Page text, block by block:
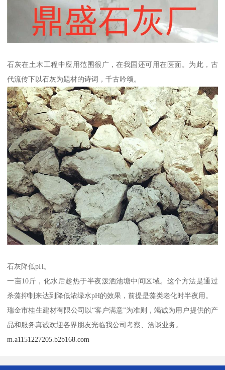
石灰在土木工程中应用范围很广，在我国还可用在医面。为此，古
代流传下以石灰为题材的诗词，千古吟颂。
石灰降低pH。
一亩10斤，化水后趁热于半夜泼洒池塘中间区域。这个方法是通过
杀藻抑制来达到降低浓绿水pH的效果，前提是藻类老化时半夜用。
瑞金市桂生建材有限公司以“客户满意”为准则，竭诚为用户提供的产
品和服务真诚欢迎各界朋友光临我公司考察、洽谈业务。
m.a1151227205.b2b168.com